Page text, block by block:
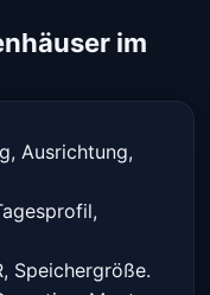
im
Ausrichtung,
Speichergröße.